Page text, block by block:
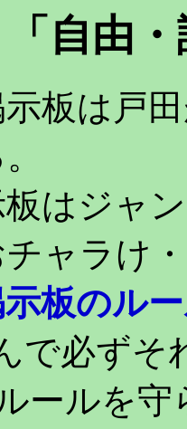
「自由
板は戸
はジャ
チャラけ
示板のル
で必ずそ
ールを守